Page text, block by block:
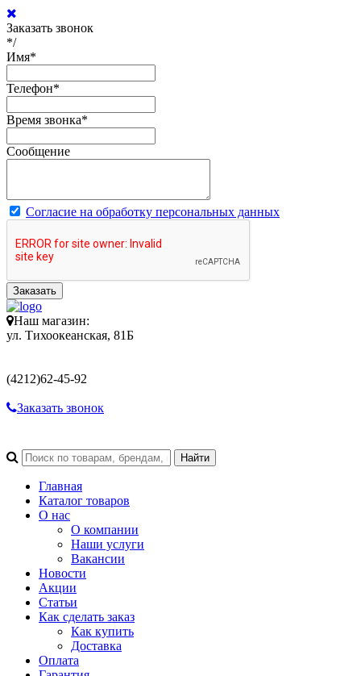
Заказать звонок
*/
Имя*
Телефон*
Время звонка*
Сообщение
Согласие на обработку персональных данных
Заказать
Наш магазин:
ул. Тихоокеанская, 81Б
(4212)62-45-92
Заказать звонок
Главная
Каталог товаров
О нас
О компании
Наши услуги
Вакансии
Новости
Акции
Статьи
Как сделать заказ
Как купить
Доставка
Оплата